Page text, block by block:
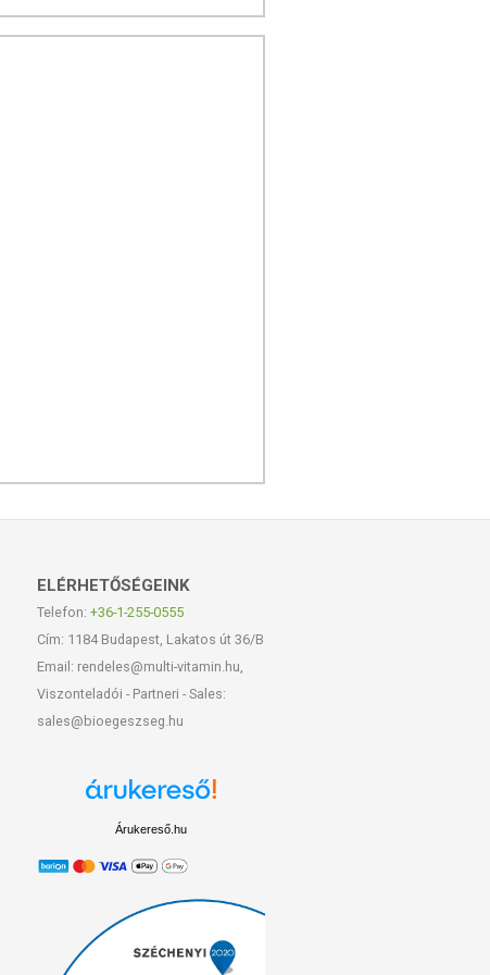
ELÉRHETŐSÉGEINK
Telefon: +36-1-255-0555
Cím: 1184 Budapest, Lakatos út 36/B
Email: rendeles@multi-vitamin.hu,
Viszonteladói - Partneri - Sales:
sales@bioegeszseg.hu
Árukereső.hu